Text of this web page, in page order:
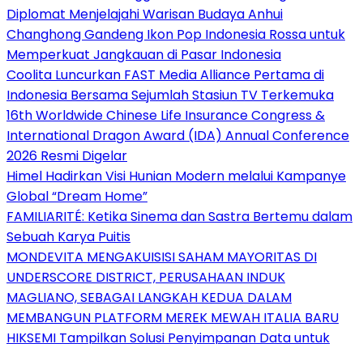
Diplomat Menjelajahi Warisan Budaya Anhui
Changhong Gandeng Ikon Pop Indonesia Rossa untuk
Memperkuat Jangkauan di Pasar Indonesia
Coolita Luncurkan FAST Media Alliance Pertama di
Indonesia Bersama Sejumlah Stasiun TV Terkemuka
16th Worldwide Chinese Life Insurance Congress &
International Dragon Award (IDA) Annual Conference
2026 Resmi Digelar
Himel Hadirkan Visi Hunian Modern melalui Kampanye
Global “Dream Home”
FAMILIARITÉ: Ketika Sinema dan Sastra Bertemu dalam
Sebuah Karya Puitis
MONDEVITA MENGAKUISISI SAHAM MAYORITAS DI
UNDERSCORE DISTRICT, PERUSAHAAN INDUK
MAGLIANO, SEBAGAI LANGKAH KEDUA DALAM
MEMBANGUN PLATFORM MEREK MEWAH ITALIA BARU
HIKSEMI Tampilkan Solusi Penyimpanan Data untuk